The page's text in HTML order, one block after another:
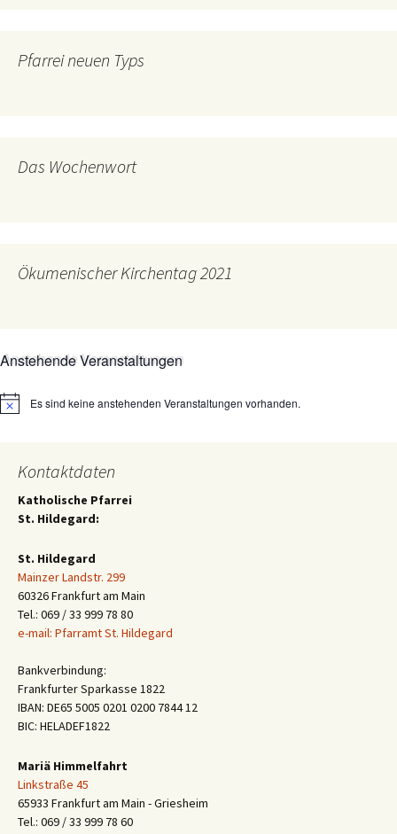
Pfarrei neuen Typs
Das Wochenwort
Ökumenischer Kirchentag 2021
Anstehende Veranstaltungen
HinweisEs sind keine anstehenden Veranstaltungen vorhanden.
Kontaktdaten
Katholische Pfarrei
St. Hildegard:
St. Hildegard
Mainzer Landstr. 299
60326 Frankfurt am Main
Tel.: 069 / 33 999 78 80
e-mail: Pfarramt St. Hildegard
Bankverbindung:
Frankfurter Sparkasse 1822
IBAN: DE65 5005 0201 0200 7844 12
BIC: HELADEF1822
Mariä Himmelfahrt
Linkstraße 45
65933 Frankfurt am Main - Griesheim
Tel.: 069 / 33 999 78 60